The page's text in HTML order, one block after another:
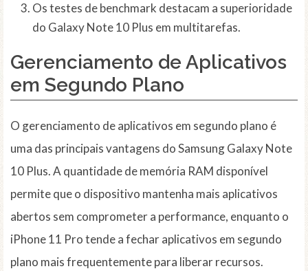
Os testes de benchmark destacam a superioridade
do Galaxy Note 10 Plus em multitarefas.
Gerenciamento de Aplicativos
em Segundo Plano
O gerenciamento de aplicativos em segundo plano é
uma das principais vantagens do Samsung Galaxy Note
10 Plus. A quantidade de memória RAM disponível
permite que o dispositivo mantenha mais aplicativos
abertos sem comprometer a performance, enquanto o
iPhone 11 Pro tende a fechar aplicativos em segundo
plano mais frequentemente para liberar recursos.